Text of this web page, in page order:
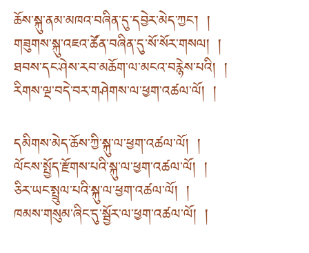
ཆོས་སྐུ་ནམ་མཁའ་བཞིན་དུ་དབྱེར་མེད་ཀྱང་། །
གཟུགས་སྐུ་འཇའ་ཚོན་བཞིན་དུ་སོ་སོར་གསལ། །
ཐབས་དང་ཤེས་རབ་མཆོག་ལ་མངའ་བརྙེས་པའི། །
རིགས་ལྔ་བདེ་བར་གཤེགས་ལ་ཕྱག་འཚལ་ལོ། །
དམིགས་མེད་ཆོས་ཀྱི་སྐུ་ལ་ཕྱག་འཚལ་ལོ། །
ལོངས་སྤྱོད་རྫོགས་པའི་སྐུ་ལ་ཕྱག་འཚལ་ལོ། །
ཅིར་ཡང་སྤྲུལ་པའི་སྐུ་ལ་ཕྱག་འཚལ་ལོ། །
ཁམས་གསུམ་ཞིང་དུ་སྦྱོར་ལ་ཕྱག་འཚལ་ལོ། །